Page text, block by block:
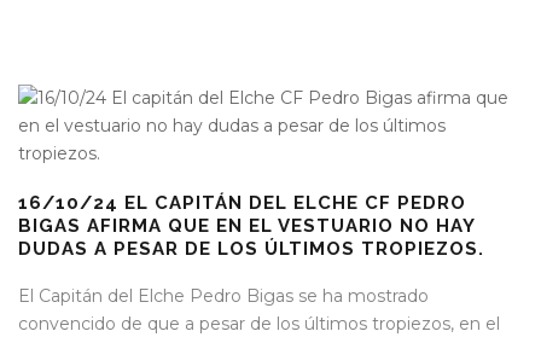
16/10/24 EL CAPITÁN DEL ELCHE CF PEDRO
BIGAS AFIRMA QUE EN EL VESTUARIO NO HAY
DUDAS A PESAR DE LOS ÚLTIMOS TROPIEZOS.
El Capitán del Elche Pedro Bigas se ha mostrado
convencido de que a pesar de los últimos tropiezos, en el